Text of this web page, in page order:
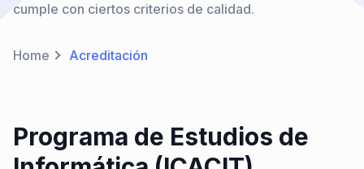
cumple con ciertos criterios de calidad.
Home Acreditación
Programa de Estudios de